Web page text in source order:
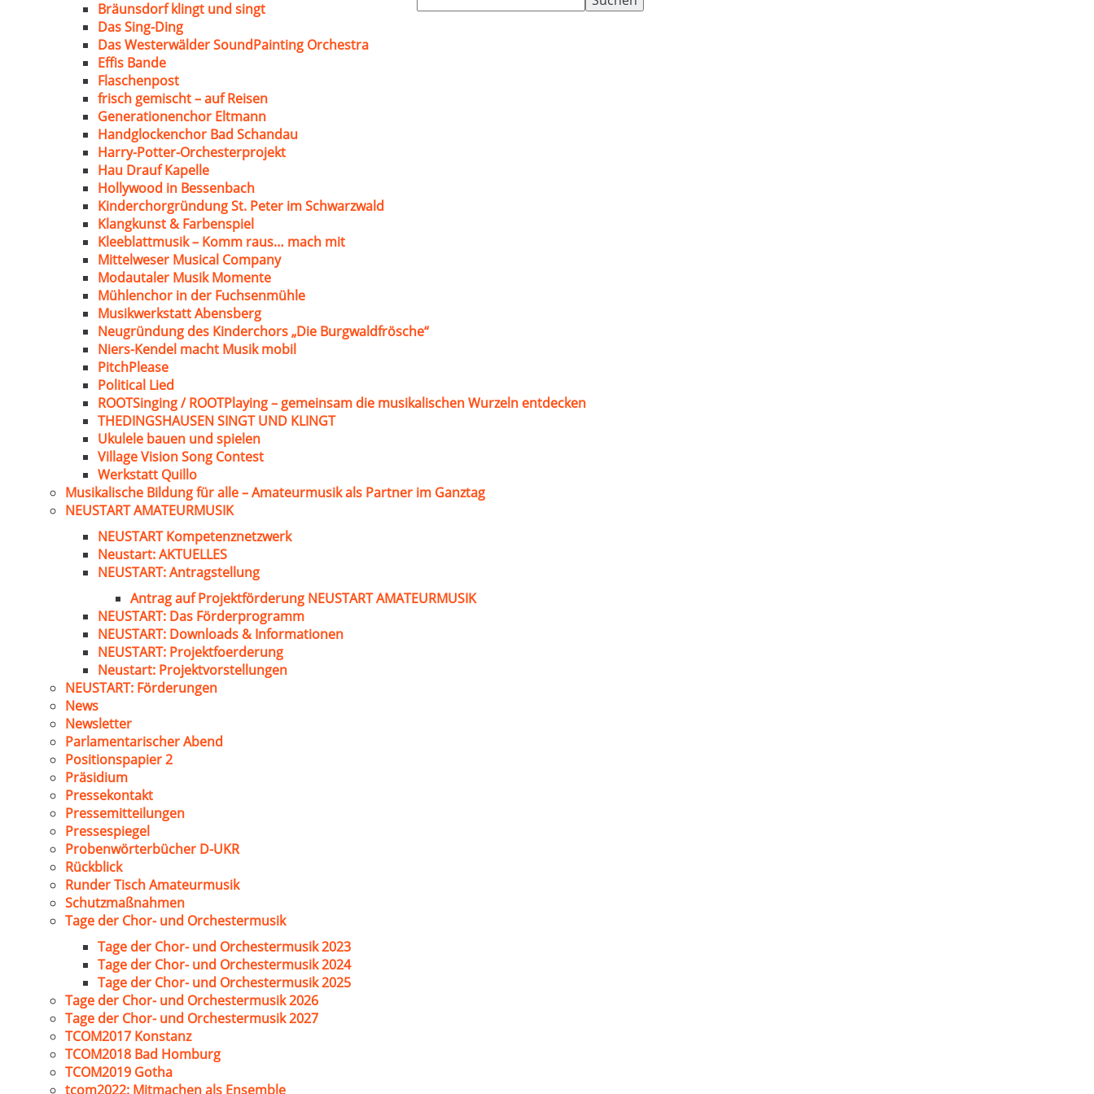
nach:
Bräunsdorf klingt und singt
Das Sing-Ding
Das Westerwälder SoundPainting Orchestra
Effis Bande
Flaschenpost
frisch gemischt – auf Reisen
Generationenchor Eltmann
Handglockenchor Bad Schandau
Harry-Potter-Orchesterprojekt
Hau Drauf Kapelle
Hollywood in Bessenbach
Kinderchorgründung St. Peter im Schwarzwald
Klangkunst & Farbenspiel
Kleeblattmusik – Komm raus… mach mit
Mittelweser Musical Company
Modautaler Musik Momente
Mühlenchor in der Fuchsenmühle
Musikwerkstatt Abensberg
Neugründung des Kinderchors „Die Burgwaldfrösche“
Niers-Kendel macht Musik mobil
PitchPlease
Political Lied
ROOTSinging / ROOTPlaying – gemeinsam die musikalischen Wurzeln entdecken
THEDINGSHAUSEN SINGT UND KLINGT
Ukulele bauen und spielen
Village Vision Song Contest
Werkstatt Quillo
Musikalische Bildung für alle – Amateurmusik als Partner im Ganztag
NEUSTART AMATEURMUSIK
NEUSTART Kompetenznetzwerk
Neustart: AKTUELLES
NEUSTART: Antragstellung
Antrag auf Projektförderung NEUSTART AMATEURMUSIK
NEUSTART: Das Förderprogramm
NEUSTART: Downloads & Informationen
NEUSTART: Projektfoerderung
Neustart: Projektvorstellungen
NEUSTART: Förderungen
News
Newsletter
Parlamentarischer Abend
Positionspapier 2
Präsidium
Pressekontakt
Pressemitteilungen
Pressespiegel
Probenwörterbücher D-UKR
Rückblick
Runder Tisch Amateurmusik
Schutzmaßnahmen
Tage der Chor- und Orchestermusik
Tage der Chor- und Orchestermusik 2023
Tage der Chor- und Orchestermusik 2024
Tage der Chor- und Orchestermusik 2025
Tage der Chor- und Orchestermusik 2026
Tage der Chor- und Orchestermusik 2027
TCOM2017 Konstanz
TCOM2018 Bad Homburg
TCOM2019 Gotha
tcom2022: Mitmachen als Ensemble